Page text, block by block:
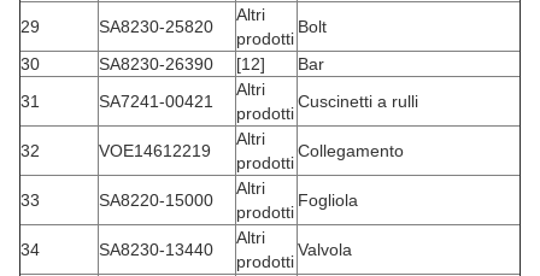
29 SA8230-25820
Altri
prodotti
Bolt
30
SA8230-26390 [12]
Bar
31
SA7241-00421
Altri
prodotti
Cuscinetti a rulli
32 VOE14612219
Altri
prodotti
Collegamento
33 SA8220-15000
Altri
prodotti
Fogliola
34 SA8230-13440
Altri
prodotti
Valvola